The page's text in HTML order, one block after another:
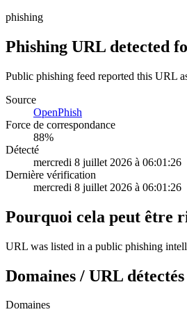
phishing
Phishing URL detected
Public phishing feed reported this URL
Source
OpenPhish
Force de correspondance
88%
Détecté
mercredi 8 juillet 2026 à 06:01:26
Dernière vérification
mercredi 8 juillet 2026 à 06:01:26
Pourquoi cela peut être
URL was listed in a public phishing
Domaines / URL détectés
Domaines